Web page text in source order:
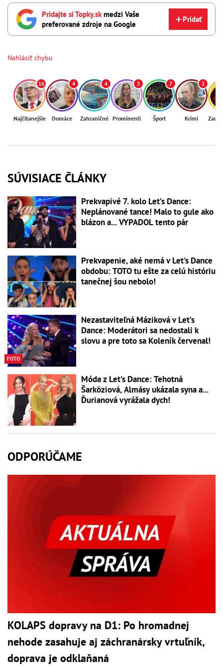
Pridajte si Topky.sk medzi Vaše
preferované zdroje na Google
Pridať
Nahlásiť chybu
16
Najčítanejšie
4
Domáce
4
Zahraničné
3
Prominenti
7
Šport
2
Krimi
SÚVISIACE ČLÁNKY
Prekvapivé 7. kolo Let’s Dance:
Neplánované tance! Malo to gule ako
blázon a... VYPADOL tento pár
Prekvapenie, aké nemá v Let's Dance
obdobu: TOTO tu ešte za celú históriu
tanečnej šou nebolo!
FOTO
Nezastaviteľná Máziková v Let’s
Dance: Moderátori sa nedostali k
slovu a pre toto sa Koleník červenal!
Móda z Let's Dance: Tehotná
Šarköziová, Almásy ukázala syna a...
Ďurianová vyrážala dych!
ODPORÚČAME
KOLAPS dopravy na D1: Po hromadnej
nehode zasahuje aj záchranársky vrtuľník,
doprava je odklaňaná